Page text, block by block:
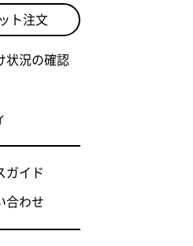
ト注文
状況の確認
ガイド
合わせ